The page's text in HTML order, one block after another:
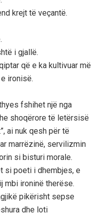
krejt të veçantë.
i gjallë.
që e ka kultivuar më
ironisë.
fshihet një nga
shoqërore të letërsisë
ai nuk qesh për të
marrëzinë, servilizmin
si bisturi morale.
si poeti i dhembjes, e
mbi ironinë therëse.
pikërisht sepse
dhe loti